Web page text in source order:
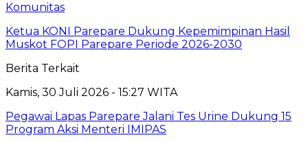
Komunitas
Ketua KONI Parepare Dukung Kepemimpinan Hasil
Muskot FOPI Parepare Periode 2026-2030
Berita Terkait
Kamis, 30 Juli 2026 - 15:27 WITA
Pegawai Lapas Parepare Jalani Tes Urine Dukung 15
Program Aksi Menteri IMIPAS